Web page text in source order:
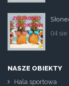
04
NASZE OBIEKTY
Hala sportowa